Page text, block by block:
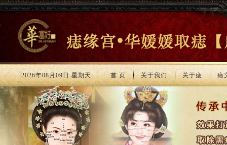
2026年08月09日 星期天 首 页 关于我们 关于痣 痣